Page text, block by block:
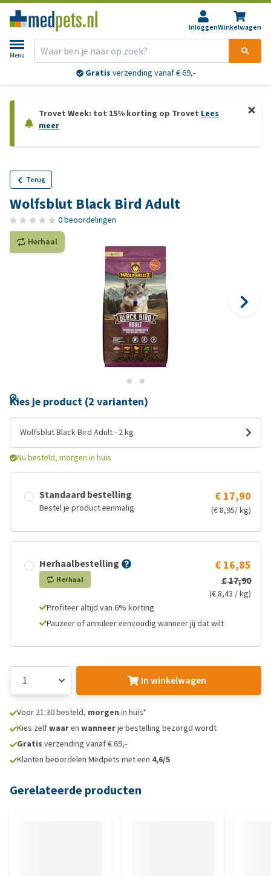
InloggenWinkelwagen
Menu
Gratis verzending vanaf € 69,-
Trovet Week: tot 15% korting op Trovet Lees
meer
Terug
Wolfsblut Black Bird Adult
0 beoordelingen
Herhaal
Kies je product (2 varianten)
Wolfsblut Black Bird Adult - 2 kg
Nu besteld, morgen in huis
Standaard bestelling
Bestel je product eenmalig
€ 17,90
(€ 8,95/ kg)
Herhaalbestelling
Herhaal
€ 16,85
€ 17,90
(€ 8,43 / kg)
Profiteer altijd van 6% korting
Pauzeer of annuleer eenvoudig wanneer jij dat wilt
In winkelwagen
Voor 21:30 besteld, morgen in huis*
Kies zelfwaaren wanneerje bestelling bezorgd wordt
Gratis verzending vanaf € 69,-
Klanten beoordelen Medpets met een 4,6/5
Gerelateerde producten